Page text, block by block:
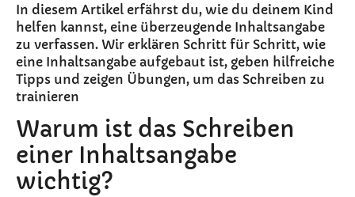
In diesem Artikel erfährst du, wie du deinem Kind
helfen kannst, eine überzeugende Inhaltsangabe
zu verfassen. Wir erklären Schritt für Schritt, wie
eine Inhaltsangabe aufgebaut ist, geben hilfreiche
Tipps und zeigen Übungen, um das Schreiben zu
trainieren
Warum ist das Schreiben
einer Inhaltsangabe
wichtig?